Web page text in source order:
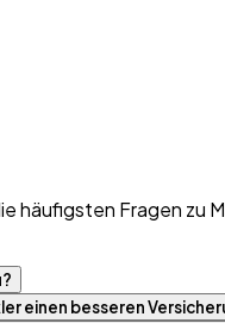
häufigsten Fragen zu
einen besseren